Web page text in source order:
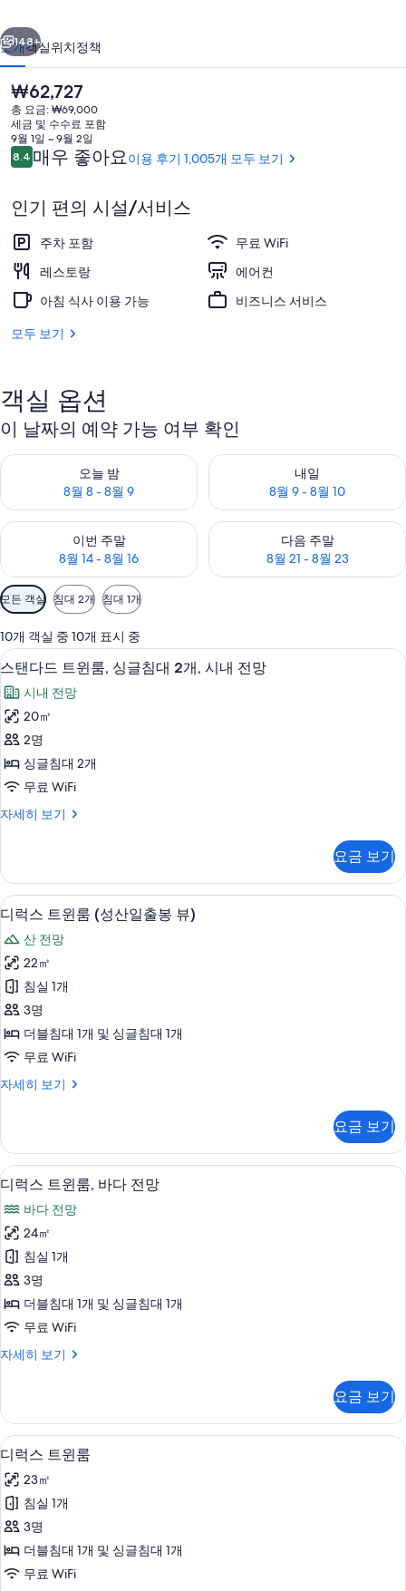
산
의
사
진
갤
리
리셉션
다음
148+
소개객실위치정책
현
재
가
격
은
₩62,727
₩62,727
총 요금: ₩69,000
세금 및 수수료 포함
9월 1일 ~ 9월 2일
이
용
기
8.410점 만점 중 8.4점.
매우 좋아요이용 후기 1,005개 모두 보기
인기 편의 시설/서비스
주차 포함
무료 WiFi
레스토랑
에어컨
아침 식사 이용 가능
비즈니스 서비스
모두 보기
객실 옵션
이 날짜의 예약 가능 여부 확인
오늘 밤
8월 8 - 8월 9
오늘 밤 예약 가능 여부 확인, 8월 8 - 8월 9
내일
8월 9 - 8월 10
내일 예약 가능 여부 확인, 8월
이번 주말
8월 14 - 8월 16
이번 주말 예약 가능 여부 확인, 8월 14 - 8월 16
다음 주말
8월 21 - 8월 23
다음 주말 예약 가능 여부 확인
객
실
에
사
용
가
능
한
터
모든 객실 침대 2개 침대 1개
10개 객실 중 10개 표시 중
스
탠
다
드
트
윈
싱
침
대
2
개,
시
내
전
망
사
진
보
기
스탠다드 트윈룸, 싱글침대 2개, 시내
5
스탠다드 트윈룸, 싱글침대 2개, 시내 전망
시내 전망
20㎡
2명
싱글침대 2개
무료 WiFi
자세히 보기
스
트
윈
룸,
싱
글
침
대
2
개,
시
내
전
자
보
기
요금 보기
디
럭
스
트
윈
룸
(성
일
봉
뷰)
사
진
모
두
보
기
오리/거위털 이불, 방음 설비, 무료
12
디럭스 트윈룸 (성산일출봉 뷰)
산 전망
22㎡
침실 1개
3명
더블침대 1개 및 싱글침대 1개
무료 WiFi
자세히 보기
디
윈
룸
(성
산
일
출
봉
뷰)
자
세
히
보
요금 보기
디
럭
스
트
윈
룸,
바
전
사
진
모
두
보
기
오리/거위털 이불, 방음 설비, 무료
10
디럭스 트윈룸, 바다 전망
바다 전망
24㎡
침실 1개
3명
더블침대 1개 및 싱글침대 1개
무료 WiFi
자세히 보기
디
윈
룸,
바
다
전
망
자
세
히
보
기
요금 보기
디
럭
스
트
윈
룸
오리/거위털 이불, 방음 설비, 무료
7
디럭스 트윈룸
23㎡
침실 1개
3명
더블침대 1개 및 싱글침대 1개
무료 WiFi